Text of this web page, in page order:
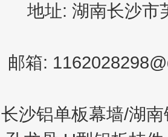
地址: 湖南长沙
邮箱:
长沙铝单板幕墙/湖